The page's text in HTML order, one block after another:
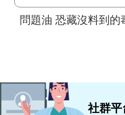
問題油 恐藏沒料到的
社群平